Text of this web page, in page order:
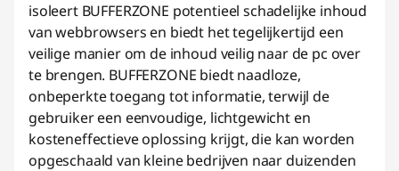
isoleert BUFFERZONE potentieel schadelijke inhoud
van webbrowsers en biedt het tegelijkertijd een
veilige manier om de inhoud veilig naar de pc over
te brengen. BUFFERZONE biedt naadloze,
onbeperkte toegang tot informatie, terwijl de
gebruiker een eenvoudige, lichtgewicht en
kosteneffectieve oplossing krijgt, die kan worden
opgeschaald van kleine bedrijven naar duizenden